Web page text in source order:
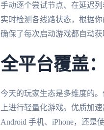
手动逐个尝试节点、在延迟
实时检测各线路状态，根据
确保了每次启动游戏都自动
全平台覆盖
今天的玩家生态是多维度的
上进行轻量化游戏。优质加
Android 手机、iPhone，还是